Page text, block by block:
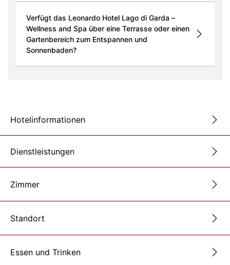
Verfügt das Leonardo Hotel Lago di Garda –
Wellness and Spa über eine Terrasse oder einen
Gartenbereich zum Entspannen und
Sonnenbaden?
Hotelinformationen
Dienstleistungen
Zimmer
Standort
Essen und Trinken